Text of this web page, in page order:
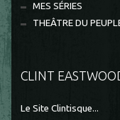
MES SÉRIES
THEÂTRE DU
CLINT
Le Site Clintisque...